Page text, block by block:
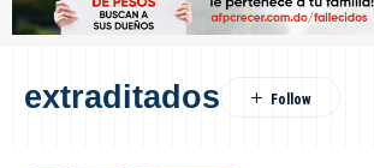
extraditados